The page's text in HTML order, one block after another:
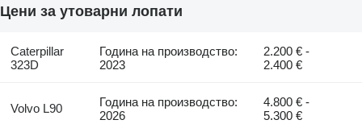
Цени за утоварни лопати
Caterpillar
323D
Година на производство:
2023
2.200 € -
2.400 €
Volvo L90
Година на производство:
2026
4.800 € -
5.300 €